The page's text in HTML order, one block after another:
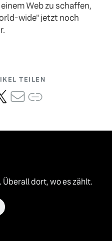
Web zu schaffen,
wide" jetzt noch
TEILEN
dort, wo es zählt.